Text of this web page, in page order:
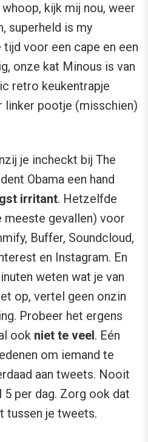
whoop, kijk mij nou, weer
superheld is my
voor een cape en een
onze kat Minous is van
retro keukentrapje
linker pootje (misschien)
je incheckt bij The
Obama een hand
irritant. Hetzelfde
meeste gevallen) voor
Buffer, Soundcloud,
en Instagram. En
weten wat je van
op, vertel geen onzin
Probeer het ergens
ook niet te veel. Eén
om iemand te
aan tweets. Nooit
5 per dag. Zorg ook dat
tussen je tweets.